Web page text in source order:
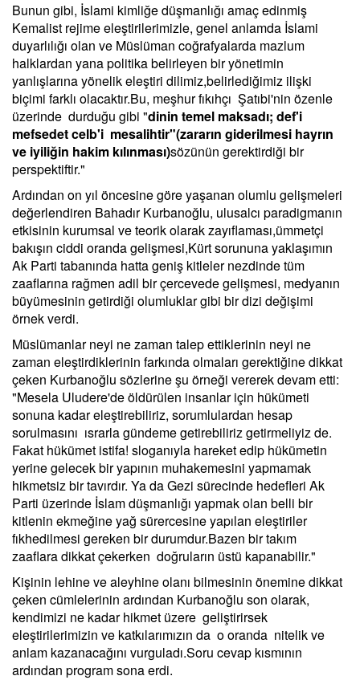
Bunun gibi, İslami kimliğe düşmanlığı amaç edinmiş
Kemalist rejime eleştirilerimizle, genel anlamda İslami
duyarlılığı olan ve Müslüman coğrafyalarda mazlum
halklardan yana politika belirleyen bir yönetimin
yanlışlarına yönelik eleştiri dilimiz,belirlediğimiz ilişki
biçimi farklı olacaktır.Bu, meşhur fıkıhçı Şatıbi'nin özenle
üzerinde durduğu gibi "dinin temel maksadı; def'i
mefsedet celb'i mesalihtir"(zararın giderilmesi hayrın
ve iyiliğin hakim kılınması)sözünün gerektirdiği bir
perspektiftir."
Ardından on yıl öncesine göre yaşanan olumlu gelişmeleri
değerlendiren Bahadır Kurbanoğlu, ulusalcı paradigmanın
etkisinin kurumsal ve teorik olarak zayıflaması,ümmetçi
bakışın ciddi oranda gelişmesi,Kürt sorununa yaklaşımın
Ak Parti tabanında hatta geniş kitleler nezdinde tüm
zaaflarına rağmen adil bir çercevede gelişmesi, medyanın
büyümesinin getirdiği olumluklar gibi bir dizi değişimi
örnek verdi.
Müslümanlar neyi ne zaman talep ettiklerinin neyi ne
zaman eleştirdiklerinin farkında olmaları gerektiğine dikkat
çeken Kurbanoğlu sözlerine şu örneği vererek devam etti:
"Mesela Uludere'de öldürülen insanlar için hükümeti
sonuna kadar eleştirebiliriz, sorumlulardan hesap
sorulmasını ısrarla gündeme getirebiliriz getirmeliyiz de.
Fakat hükümet istifa! sloganıyla hareket edip hükümetin
yerine gelecek bir yapının muhakemesini yapmamak
hikmetsiz bir tavırdır. Ya da Gezi sürecinde hedefleri Ak
Parti üzerinde İslam düşmanlığı yapmak olan belli bir
kitlenin ekmeğine yağ sürercesine yapılan eleştiriler
fıkhedilmesi gereken bir durumdur.Bazen bir takım
zaaflara dikkat çekerken doğruların üstü kapanabilir."
Kişinin lehine ve aleyhine olanı bilmesinin önemine dikkat
çeken cümlelerinin ardından Kurbanoğlu son olarak,
kendimizi ne kadar hikmet üzere geliştirirsek
eleştirilerimizin ve katkılarımızın da o oranda nitelik ve
anlam kazanacağını vurguladı.Soru cevap kısmının
ardından program sona erdi.